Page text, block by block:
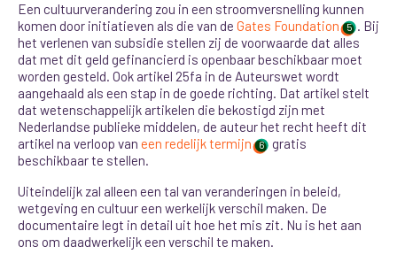
Een cultuurverandering zou in een stroomversnelling kunnen
komen door initiatieven als die van deGates Foundation 5 . Bij
het verlenen van subsidie stellen zij de voorwaarde dat alles
dat met dit geld gefinancierd is openbaar beschikbaar moet
worden gesteld. Ook artikel 25fa in de Auteurswet wordt
aangehaald als een stap in de goede richting. Dat artikel stelt
dat wetenschappelijk artikelen die bekostigd zijn met
Nederlandse publieke middelen, de auteur het recht heeft dit
artikel na verloop vaneen redelijk termijn 6 gratis
beschikbaar te stellen.
Uiteindelijk zal alleen een tal van veranderingen in beleid,
wetgeving en cultuur een werkelijk verschil maken. De
documentaire legt in detail uit hoe het mis zit. Nu is het aan
ons om daadwerkelijk een verschil te maken.